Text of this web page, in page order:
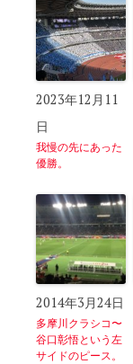
2023年12月11
日
我慢の先にあった
優勝。
2014年3月24日
多摩川クラシコ〜
谷口彰悟という左
サイドのピース。